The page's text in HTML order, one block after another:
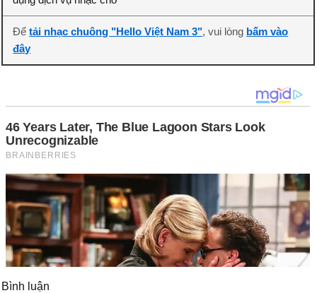
Đểtải nhạc chuông "Hello Việt Nam 3", vui lòng bấm vào
đây
Bình luận